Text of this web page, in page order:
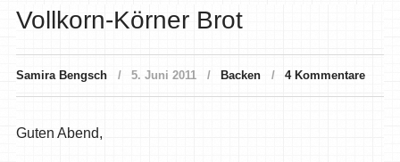
Vollkorn-Körner Brot
Samira Bengsch 5. Juni 2011 Backen 4 Kommentare
Guten Abend,